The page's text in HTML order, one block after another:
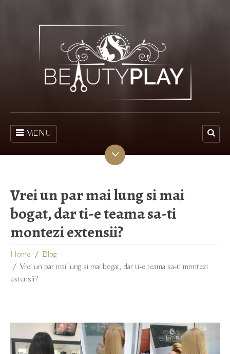
MENU
Vrei un par mai lung si mai
bogat, dar ti-e teama sa-ti
montezi extensii?
Home
Blog
Vrei un par mai lung si mai bogat, dar ti-e teama sa-ti montezi
extensii?